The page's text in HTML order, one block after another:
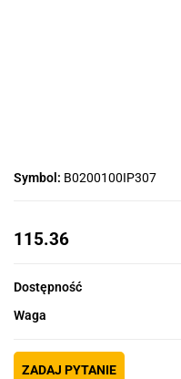
Symbol: B0200100IP307
115.36
Dostępność
Waga
ZADAJ PYTANIE